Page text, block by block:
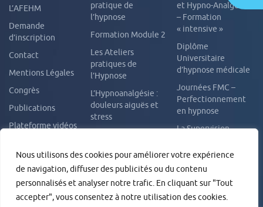
Nous utilisons des cookies pour améliorer votre expérience
de navigation, diffuser des publicités ou du contenu
personnalisés et analyser notre trafic. En cliquant sur "Tout
accepter", vous consentez à notre utilisation des cookies.
L’AFEHM
Demande
d’inscription
Contact
Mentions Légales
Congrès
Publications
Plateforme vidéos
pratique de
l’hypnose
Formation Module 2
Les Ateliers
pratiques de
l’Hypnose
L’Hypnoanalgésie :
douleurs aiguës et
stress
Formation à
l’Autohypnose
L’hypnose pour les
et Hypno-Analgésie
– Formation
« intensive »
Diplôme
Universitaire
d’hypnose médicale
Journées FMC –
Perfectionnement
en hypnose
La Supervision –
Formation Externe
sur site